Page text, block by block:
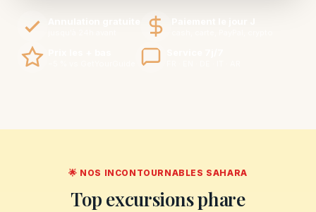
🌟 NOS INCONTOURNABLES SAHARA
Top excursions phare